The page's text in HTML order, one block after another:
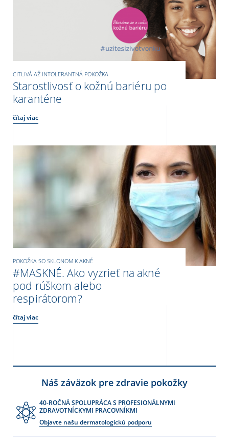
CITLIVÁ AŽ INTOLERANTNÁ POKOŽKA
Starostlivosť o kožnú bariéru po
karanténe
čítaj viac
POKOŽKA SO SKLONOM K AKNÉ
#MASKNÉ. Ako vyzrieť na akné
pod rúškom alebo
respirátorom?
čítaj viac
Náš záväzok pre zdravie pokožky
40-ROČNÁ SPOLUPRÁCA S PROFESIONÁLNYMI
ZDRAVOTNÍCKYMI PRACOVNÍKMI
Objavte našu dermatologickú podporu